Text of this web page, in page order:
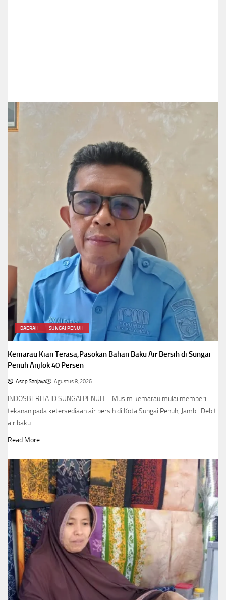
DAERAH SUNGAI PENUH
Kemarau Kian Terasa,Pasokan Bahan Baku Air Bersih di Sungai
Penuh Anjlok 40 Persen
Asep Sanjaya Agustus 8, 2026
INDOSBERITA.ID.SUNGAI PENUH – Musim kemarau mulai memberi
tekanan pada ketersediaan air bersih di Kota Sungai Penuh, Jambi. Debit
air baku…
Read More..